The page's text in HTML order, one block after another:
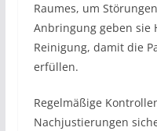
Raumes, um
Anbringung geben sie
Reinigung, damit die
erfüllen.
Regelmäßige
Nachjustierungen